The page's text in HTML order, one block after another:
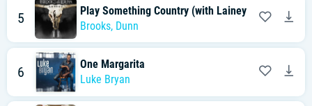
5
Play Something Country (with Lainey Wilson)
Brooks, Dunn
6
One Margarita
Luke Bryan